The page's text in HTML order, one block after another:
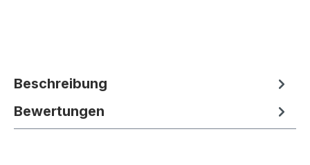
Beschreibung
Bewertungen